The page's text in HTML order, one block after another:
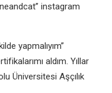
instagram
yapmalıyım”
aldım. Yıllar
Üniversitesi Aşçılık